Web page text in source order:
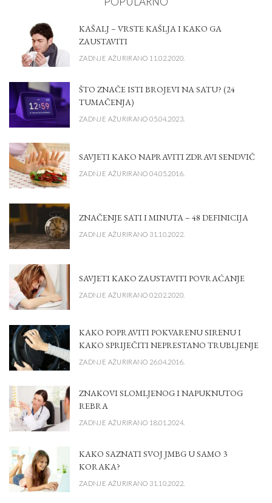
KAŠALJ – VRSTE KAŠLJA I KAKO GA
ZAUSTAVITI
ZADNJE AŽURIRANO 11.02.2020.
ŠTO ZNAČE ISTI BROJEVI NA SATU? (24
TUMAČENJA)
ZADNJE AŽURIRANO 05.04.2023.
SAVJETI KAKO NAPRAVITI ZDRAVI SENDVIČ
ZADNJE AŽURIRANO 04.05.2016.
ZNAČENJE SATI I MINUTA – 48 DEFINICIJA
ZADNJE AŽURIRANO 31.10.2022.
SAVJETI KAKO ZAUSTAVITI POVRAĆANJE
ZADNJE AŽURIRANO 02.02.2020.
KAKO POPRAVITI POKVARENU SIRENU I
KAKO SPRIJEČITI NEPRESTANO TRUBLJENJE
ZADNJE AŽURIRANO 26.04.2016.
ZNAKOVI SLOMLJENOG I NAPUKNUTOG
REBRA
ZADNJE AŽURIRANO 18.01.2024.
KAKO SAZNATI SVOJ JMBG U SAMO 3
KORAKA?
ZADNJE AŽURIRANO 31.10.2022.